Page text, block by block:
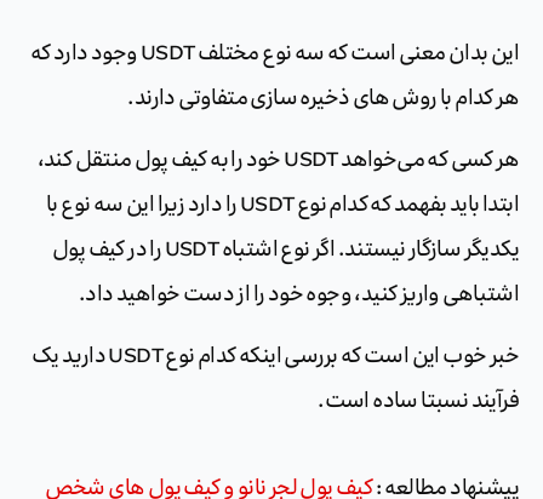
این بدان معنی است که سه نوع مختلف USDT وجود دارد که
هر کدام با روش های ذخیره سازی متفاوتی دارند.
هر کسی که می‌خواهد USDT خود را به کیف پول منتقل کند،
ابتدا باید بفهمد که کدام نوع USDT را دارد زیرا این سه نوع با
یکدیگر سازگار نیستند. اگر نوع اشتباه USDT را در کیف پول
اشتباهی واریز کنید، وجوه خود را از دست خواهید داد.
خبر خوب این است که بررسی اینکه کدام نوع USDT دارید یک
فرآیند نسبتا ساده است.
پیشنهاد مطالعه :کیف پول لجر نانو و کیف پول های شخص